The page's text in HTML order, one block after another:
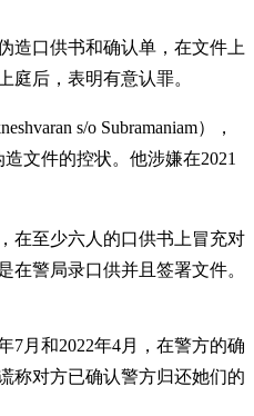
造口供书和确认单，在文件上
庭后，表明有意认罪。
s/o Subramaniam），
文件的控状。他涉嫌在2021
在至少六人的口供书上冒充对
在警局录口供并且签署文件。
7月和2022年4月，在警方的确
称对方已确认警方归还她们的